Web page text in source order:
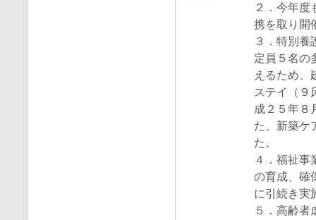
２．今年度
携を取り開
３．特別養
定員５名の
えるため、
ステイ（９
成２５年８
た、新築ケ
た。
４．福祉事
の育成、確
に引続き実
５．高齢者